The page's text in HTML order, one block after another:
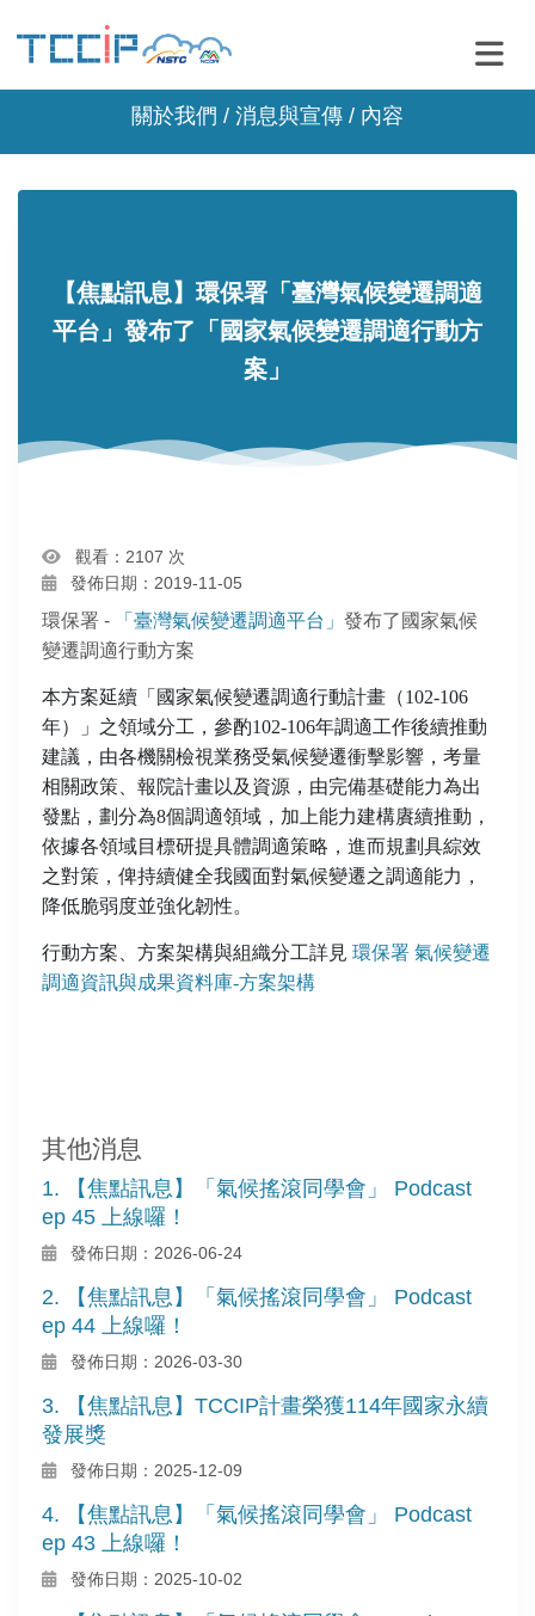
關於我們 / 消息與宣傳 / 內容
【焦點訊息】環保署「臺灣氣候變遷調適
平台」發布了「國家氣候變遷調適行動方
案」
觀看：2107 次
發佈日期：2019-11-05
環保署 - 「臺灣氣候變遷調適平台」 發布了國家氣候
變遷調適行動方案
本方案延續「國家氣候變遷調適行動計畫（102-106
年）」之領域分工，參酌102-106年調適工作後續推動
建議，由各機關檢視業務受氣候變遷衝擊影響，考量
相關政策、報院計畫以及資源，由完備基礎能力為出
發點，劃分為8個調適領域，加上能力建構賡續推動，
依據各領域目標研提具體調適策略，進而規劃具綜效
之對策，俾持續健全我國面對氣候變遷之調適能力，
降低脆弱度並強化韌性。
行動方案、方案架構與組織分工詳見 環保署 氣候變遷
調適資訊與成果資料庫-方案架構
其他消息
1. 【焦點訊息】「氣候搖滾同學會」 Podcast
ep 45 上線囉！
發佈日期：2026-06-24
2. 【焦點訊息】「氣候搖滾同學會」 Podcast
ep 44 上線囉！
發佈日期：2026-03-30
3. 【焦點訊息】TCCIP計畫榮獲114年國家永續
發展獎
發佈日期：2025-12-09
4. 【焦點訊息】「氣候搖滾同學會」 Podcast
ep 43 上線囉！
發佈日期：2025-10-02